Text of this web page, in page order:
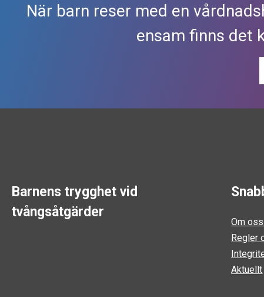
När barn reser med en
ensam finns det
Barnens trygghet vid
tvångsåtgärder
Om oss
Regler
Aktuellt